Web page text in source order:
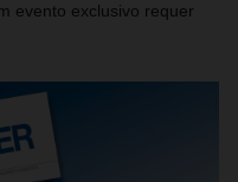
evento exclusivo requer